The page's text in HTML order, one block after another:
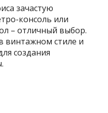
зачастую
консоль или
– отличный выбор.
винтажном стиле и
создания